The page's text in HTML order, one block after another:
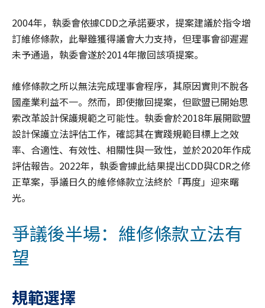
2004年，執委會依據CDD之承諾要求，提案建議於指令增
訂維修條款，此舉雖獲得議會大力支持，但理事會卻遲遲
未予通過，執委會遂於2014年撤回該項提案。
維修條款之所以無法完成理事會程序，其原因實則不脫各
國產業利益不一。然而，即使撤回提案，但歐盟已開始思
索改革設計保護規範之可能性。執委會於2018年展開歐盟
設計保護立法評估工作，確認其在實踐規範目標上之效
率、合適性、有效性、相關性與一致性，並於2020年作成
評估報告。2022年，執委會據此結果提出CDD與CDR之修
正草案，爭議日久的維修條款立法終於「再度」迎來曙
光。
爭議後半場：維修條款立法有
望
規範選擇